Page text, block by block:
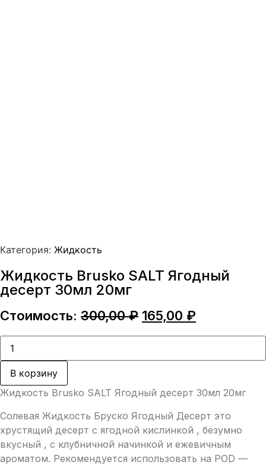
Категория: Жидкость
Жидкость Brusko SALT Ягодный
десерт 30мл 20мг
Стоимость: 300,00₽ Первоначальная
составляла
165,00 ₽
165,00 ₽.
Количество
товара
Жидкость
Brusko
SALT
Ягодный
десерт
20мг
В корзину
Жидкость Brusko SALT Ягодный десерт 30мл 20мг
Солевая Жидкость Бруско Ягодный Десерт это
хрустящий десерт с ягодной кислинкой , безумно
вкусный , с клубничной начинкой и ежевичным
ароматом. Рекомендуется использовать на POD —